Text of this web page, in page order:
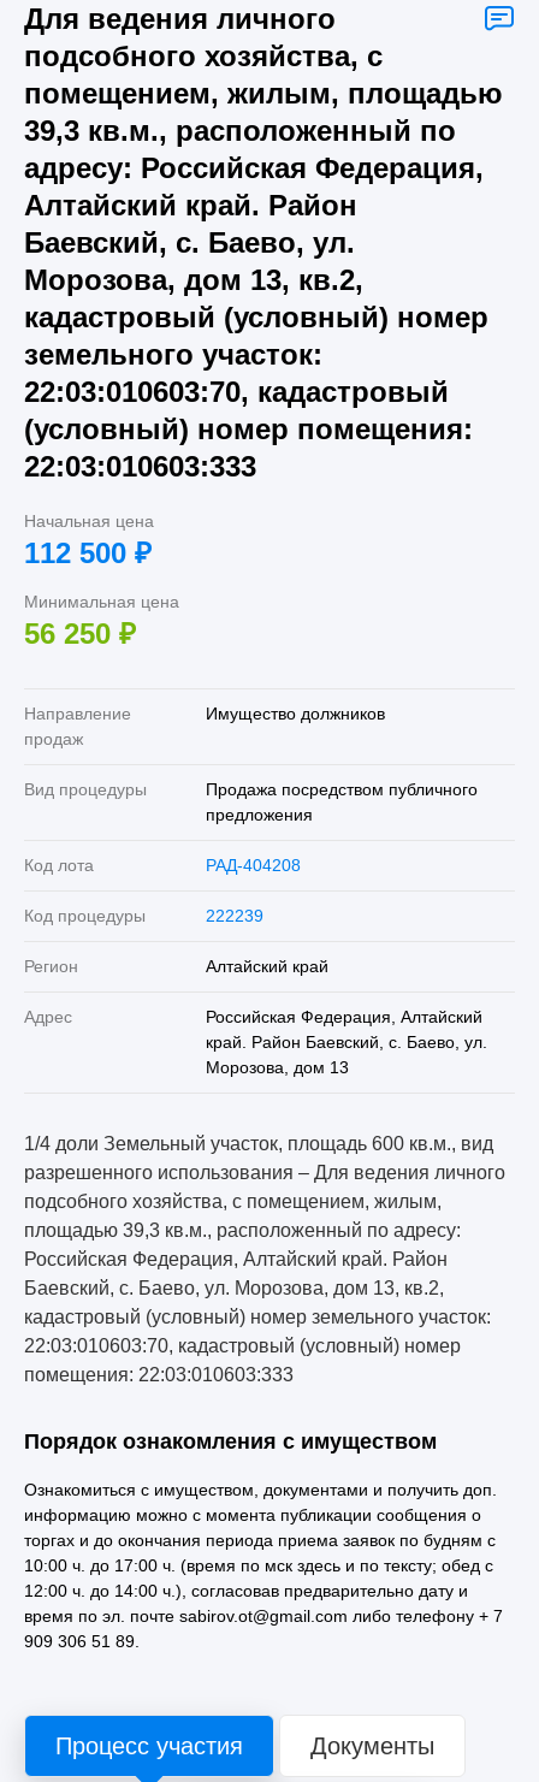
Для ведения личного
подсобного хозяйства, с
помещением, жилым, площадью
39,3 кв.м., расположенный по
адресу: Российская Федерация,
Алтайский край. Район
Баевский, с. Баево, ул.
Морозова, дом 13, кв.2,
кадастровый (условный) номер
земельного участок:
22:03:010603:70, кадастровый
(условный) номер помещения:
22:03:010603:333
Начальная цена
112 500 ₽
Минимальная цена
56 250 ₽
Направление
продаж
Имущество должников
Вид процедуры
Продажа посредством публичного
предложения
Код лота РАД-404208
Код процедуры 222239
Регион Алтайский край
Адрес
Российская Федерация, Алтайский
край. Район Баевский, с. Баево, ул.
Морозова, дом 13
1/4 доли Земельный участок, площадь 600 кв.м., вид
разрешенного использования – Для ведения личного
подсобного хозяйства, с помещением, жилым,
площадью 39,3 кв.м., расположенный по адресу:
Российская Федерация, Алтайский край. Район
Баевский, с. Баево, ул. Морозова, дом 13, кв.2,
кадастровый (условный) номер земельного участок:
22:03:010603:70, кадастровый (условный) номер
помещения: 22:03:010603:333
Порядок ознакомления с имуществом
Ознакомиться с имуществом, документами и получить доп.
информацию можно с момента публикации сообщения о
торгах и до окончания периода приема заявок по будням с
10:00 ч. до 17:00 ч. (время по мск здесь и по тексту; обед с
12:00 ч. до 14:00 ч.), согласовав предварительно дату и
время по эл. почте sabirov.ot@gmail.com либо телефону + 7
909 306 51 89.
Процесс участия Документы